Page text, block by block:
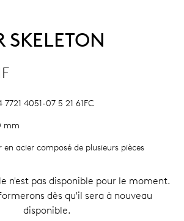
SKELETON
7721 4051-07 5 21 61FC
mm
en acier composé de plusieurs pièces
n'est pas disponible pour le moment.
dès qu'il sera à nouveau
disponible.